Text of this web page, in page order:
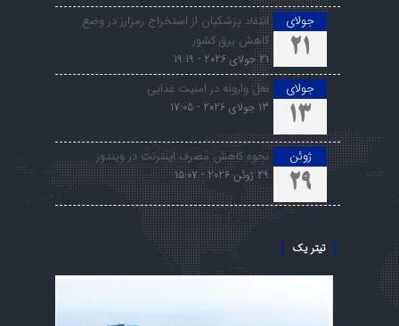
جولای
21
انتقاد پزشکیان از استخراج رمزارز در وضع
کاهش برق کشور
21 جولای 2026 - 19:19
جولای
13
نعل وارونه در امنیت غذایی
13 جولای 2026 - 17:05
ژوئن
29
نحوه کاهش مصرف اینترنت در ویندوز
29 ژوئن 2026 - 15:07
تیتر یک